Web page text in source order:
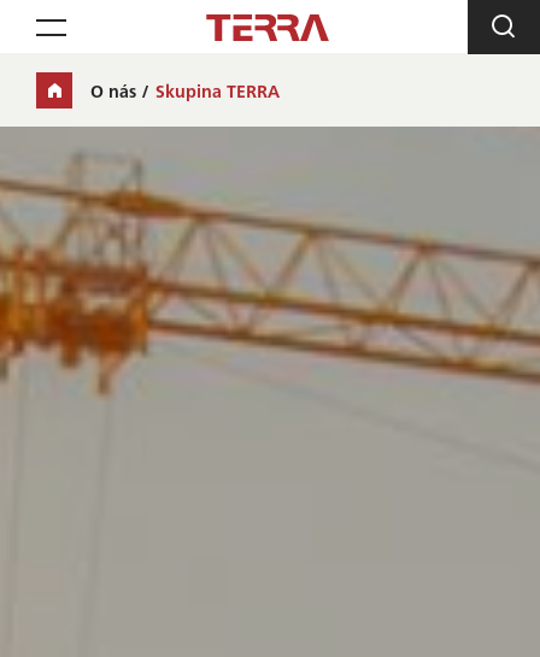
Toggle navigation
O nás Skupina TERRA